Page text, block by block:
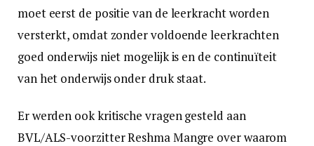
moet eerst de positie van de leerkracht worden
versterkt, omdat zonder voldoende leerkrachten
goed onderwijs niet mogelijk is en de continuïteit
van het onderwijs onder druk staat.
Er werden ook kritische vragen gesteld aan
BVL/ALS-voorzitter Reshma Mangre over waarom